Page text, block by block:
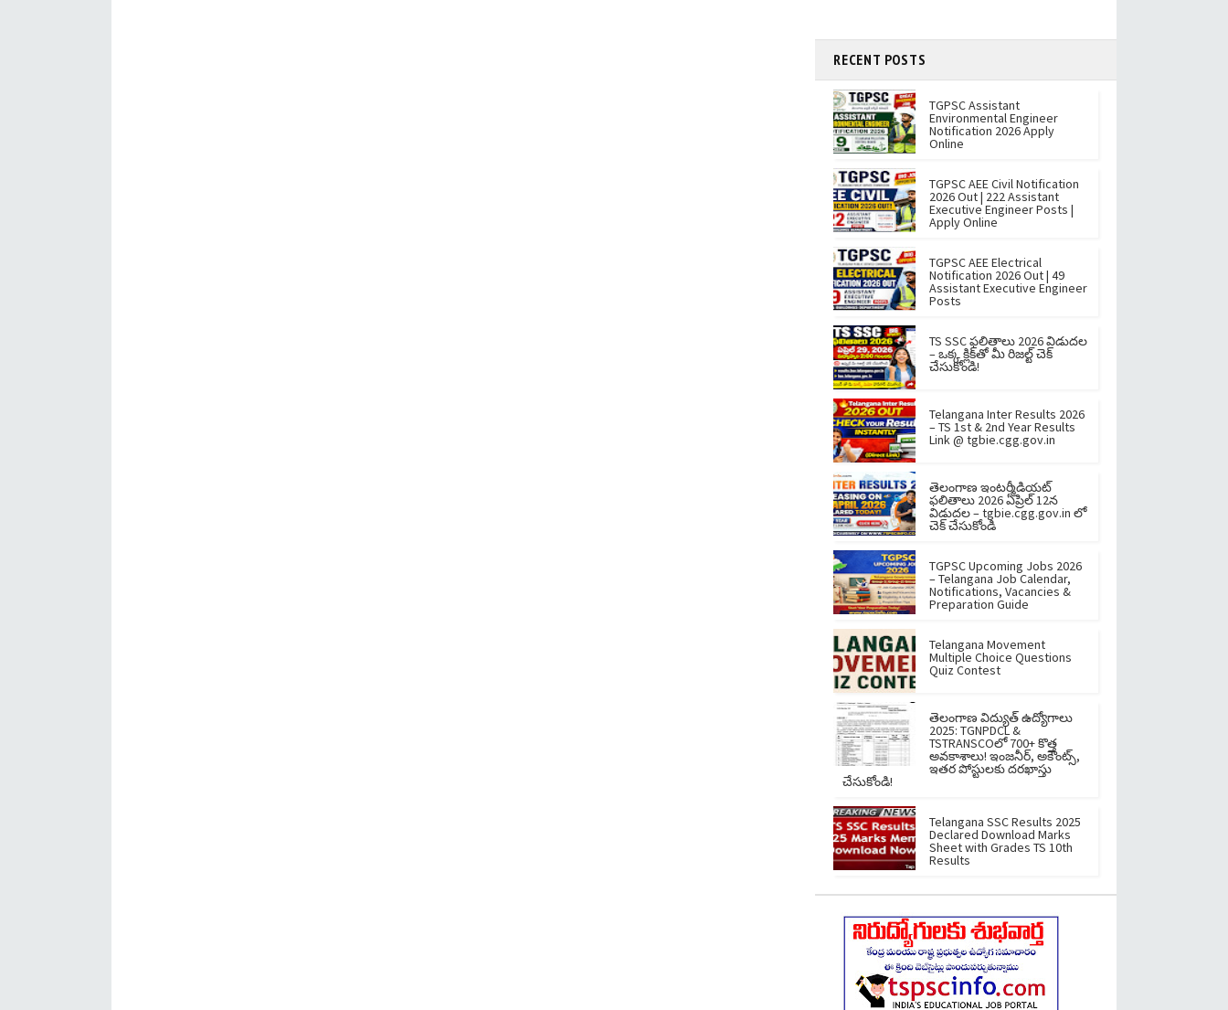
RECENT POSTS
TGPSC Assistant
Environmental Engineer
Notification 2026 Apply
Online
TGPSC AEE Civil Notification
2026 Out | 222 Assistant
Executive Engineer Posts |
Apply Online
TGPSC AEE Electrical
Notification 2026 Out | 49
Assistant Executive Engineer
Posts
TS SSC ఫలితాలు 2026 విడుదల
– ఒక్క క్లిక్‌తో మీ రిజల్ట్ చెక్
చేసుకోండి!
Telangana Inter Results 2026
– TS 1st & 2nd Year Results
Link @ tgbie.cgg.gov.in
తెలంగాణ ఇంటర్మీడియట్
ఫలితాలు 2026 ఏప్రిల్ 12న
విడుదల – tgbie.cgg.gov.in లో
చెక్ చేసుకోండి
TGPSC Upcoming Jobs 2026
– Telangana Job Calendar,
Notifications, Vacancies &
Preparation Guide
Telangana Movement
Multiple Choice Questions
Quiz Contest
తెలంగాణ విద్యుత్ ఉద్యోగాలు
2025: TGNPDCL &
TSTRANSCOలో 700+ కొత్త
అవకాశాలు! ఇంజనీర్, అకౌంట్స్,
ఇతర పోస్టులకు దరఖాస్తు
చేసుకోండి!
Telangana SSC Results 2025
Declared Download Marks
Sheet with Grades TS 10th
Results